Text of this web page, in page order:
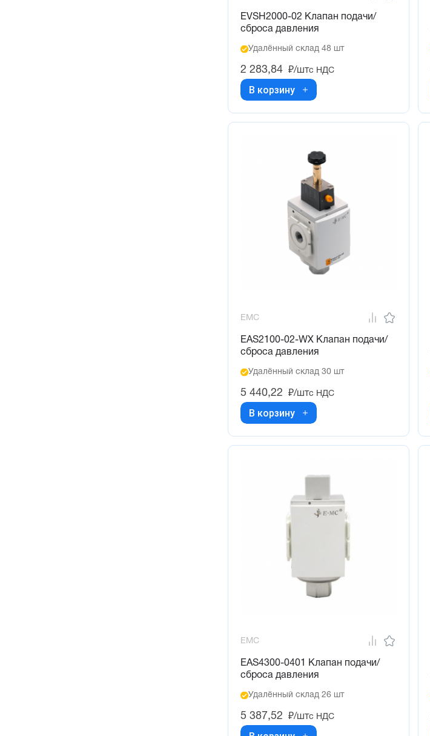
EVSH2000-02 Клапан подачи/
сброса давления
Удалённый склад 48 шт
2 283,84 ₽/штс НДС
В корзину
EMC
EAS2100-02-WX Клапан подачи/
сброса давления
Удалённый склад 30 шт
5 440,22 ₽/штс НДС
В корзину
EMC
EAS4300-0401 Клапан подачи/
сброса давления
Удалённый склад 26 шт
5 387,52 ₽/штс НДС